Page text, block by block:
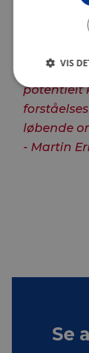
til det
måske
potentielt
løbende
- Martin
Se
VIS